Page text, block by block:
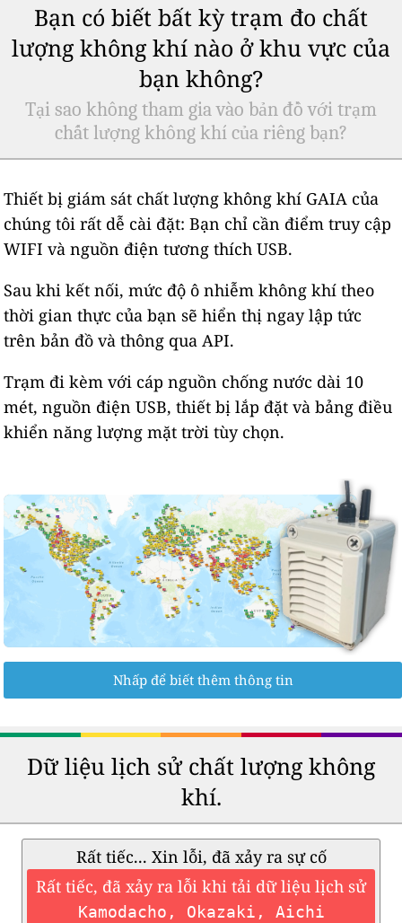
Bạn có biết bất kỳ trạm đo chất
lượng không khí nào ở khu vực của
bạn không?
Tại sao không tham gia vào bản đồ với trạm
chất lượng không khí của riêng bạn?
Thiết bị giám sát chất lượng không khí GAIA của
chúng tôi rất dễ cài đặt: Bạn chỉ cần điểm truy cập
WIFI và nguồn điện tương thích USB.
Sau khi kết nối, mức độ ô nhiễm không khí theo
thời gian thực của bạn sẽ hiển thị ngay lập tức
trên bản đồ và thông qua API.
Trạm đi kèm với cáp nguồn chống nước dài 10
mét, nguồn điện USB, thiết bị lắp đặt và bảng điều
khiển năng lượng mặt trời tùy chọn.
Nhấp để biết thêm thông tin
Dữ liệu lịch sử chất lượng không
khí.
Rất tiếc... Xin lỗi, đã xảy ra sự cố
Rất tiếc, đã xảy ra lỗi khi tải dữ liệu lịch sử
Kamodacho, Okazaki, Aichi